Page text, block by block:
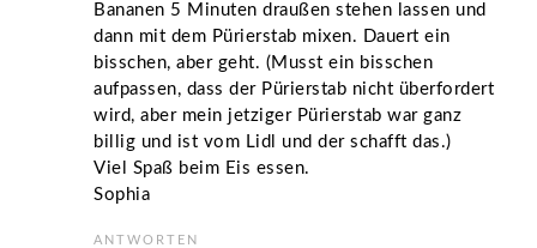
Bananen 5 Minuten draußen stehen lassen und
dann mit dem Pürierstab mixen. Dauert ein
bisschen, aber geht. (Musst ein bisschen
aufpassen, dass der Pürierstab nicht überfordert
wird, aber mein jetziger Pürierstab war ganz
billig und ist vom Lidl und der schafft das.)
Viel Spaß beim Eis essen.
Sophia
ANTWORTEN